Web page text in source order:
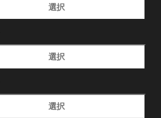
選択
選択
選択